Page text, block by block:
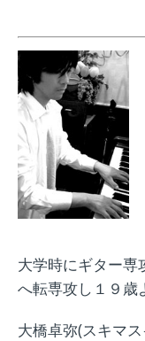
大学時にギター専
へ転専攻し１９歳
大橋卓弥(スキマ